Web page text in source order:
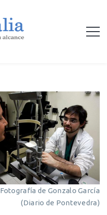
Fotografía de Gonzalo García
(Diario de Pontevedra)